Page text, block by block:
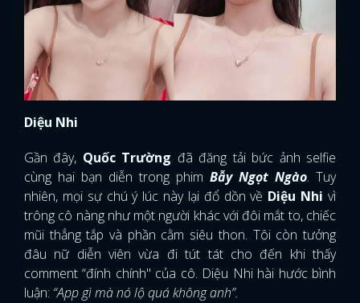
Diệu Nhi
Gần đây, Quốc Trường đã đăng tải bức ảnh selfie
cùng hai bạn diễn trong phim Bẫy Ngọt Ngào. Tuy
nhiên, mọi sự chú ý lúc này lại đổ dồn về Diệu Nhi vì
trông cô nàng như một người khác với đôi mắt to, chiếc
mũi thẳng tắp và phần cằm siêu thon. Tôi còn tưởng
đâu nữ diễn viên vừa đi tút tát cho đến khi thấy
comment “đính chính" của cô. Diệu Nhi hài hước bình
luận: “App gì mà nó lộ quá không anh”.